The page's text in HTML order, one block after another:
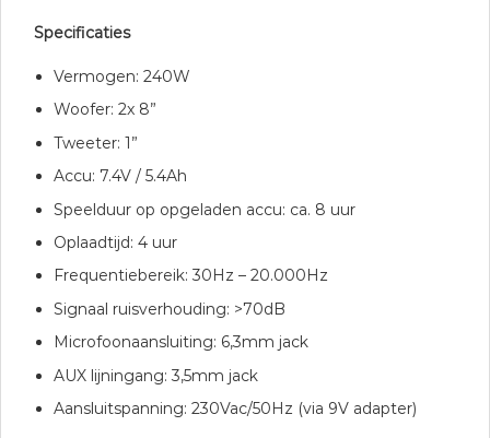
Specificaties
Vermogen: 240W
Woofer: 2x 8”
Tweeter: 1”
Accu: 7.4V / 5.4Ah
Speelduur op opgeladen accu: ca. 8 uur
Oplaadtijd: 4 uur
Frequentiebereik: 30Hz – 20.000Hz
Signaal ruisverhouding: >70dB
Microfoonaansluiting: 6,3mm jack
AUX lijningang: 3,5mm jack
Aansluitspanning: 230Vac/50Hz (via 9V adapter)